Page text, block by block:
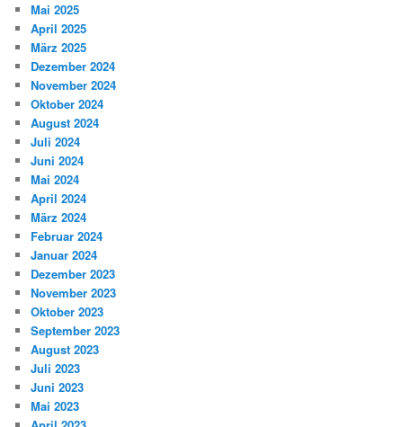
Mai 2025
April 2025
März 2025
Dezember 2024
November 2024
Oktober 2024
August 2024
Juli 2024
Juni 2024
Mai 2024
April 2024
März 2024
Februar 2024
Januar 2024
Dezember 2023
November 2023
Oktober 2023
September 2023
August 2023
Juli 2023
Juni 2023
Mai 2023